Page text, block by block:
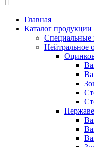
«Оборудование
общепита»
нейтрального
оборудования.
Поставки
теплового,
электромеханического
Главная
Каталог продукции
Специальные
Нейтральное